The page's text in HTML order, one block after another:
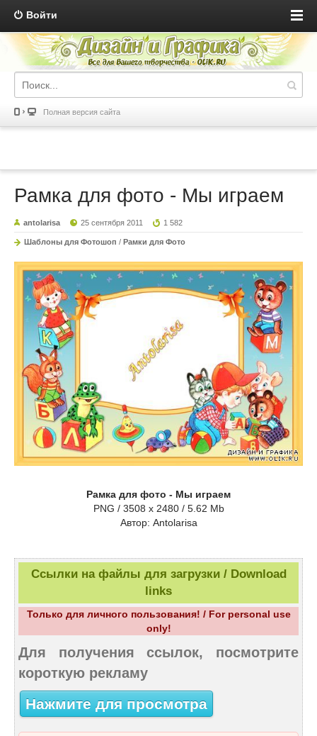
Войти
Полная версия сайта
Рамка для фото - Мы играем
antolarisa 25 сентября 2011 1 582
Шаблоны для Фотошоп / Рамки для Фото
Рамка для фото - Мы играем
PNG / 3508 x 2480 / 5.62 Mb
Aвтор: Antolarisa
Ссылки на файлы для загрузки / Download
links
Только для личного пользования! / For personal use
only!
Для получения ссылок, посмотрите
короткую рекламу
Нажмите для просмотра